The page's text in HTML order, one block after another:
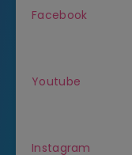
Facebook
Youtube
Instagram